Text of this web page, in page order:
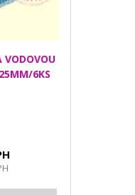
VODOVOU
6KS